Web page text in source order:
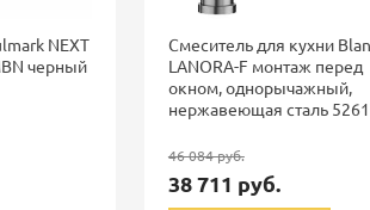
NEXT
черный
Смеситель для кухни
LANORA-F монтаж перед
окном, однорычажный,
нержавеющая сталь
46 084 руб.
38 711 руб.